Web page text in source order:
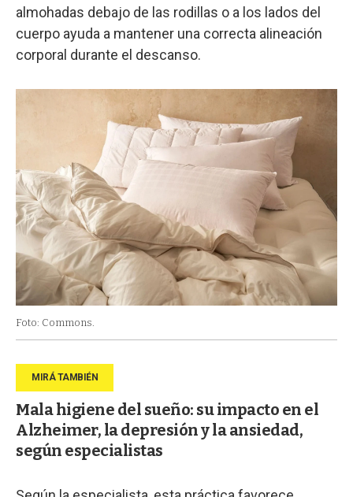
almohadas debajo de las rodillas o a los lados del
cuerpo ayuda a mantener una correcta alineación
corporal durante el descanso.
Foto: Commons.
Mala higiene del sueño: su impacto en el
Alzheimer, la depresión y la ansiedad,
según especialistas